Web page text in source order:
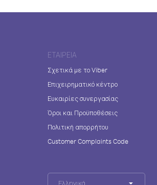
ΕΤΑΙΡΕΊΑ
Σχετικά με το Viber
Επιχειρηματικό κέντρο
Ευκαιρίες συνεργασίας
Όροι και Προϋποθέσεις
Πολιτική απορρήτου
Customer Complaints Code
Ελληνικά